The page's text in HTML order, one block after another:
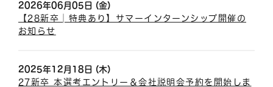
2026年06月05日 (金)
【28新卒│特典あり】サマーインターンシップ開催の
お知らせ
2025年12月18日 (木)
27新卒 本選考エントリー＆会社説明会予約を開始しま